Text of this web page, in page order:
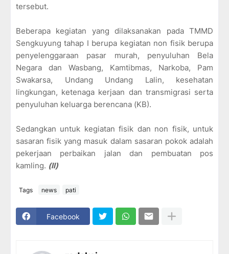
tersebut.
Beberapa kegiatan yang dilaksanakan pada TMMD
Sengkuyung tahap I berupa kegiatan non fisik berupa
penyelenggaraan pasar murah, penyuluhan Bela
Negara dan Wasbang, Kamtibmas, Narkoba, Pam
Swakarsa, Undang Undang Lalin, kesehatan
lingkungan, ketenaga kerjaan dan transmigrasi serta
penyuluhan keluarga berencana (KB).
Sedangkan untuk kegiatan fisik dan non fisik, untuk
sasaran fisik yang masuk dalam sasaran pokok adalah
pekerjaan perbaikan jalan dan pembuatan pos
kamling. (ll)
Tags news pati
Facebook